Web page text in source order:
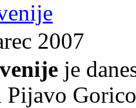
2007
je
Pijavo Gorico